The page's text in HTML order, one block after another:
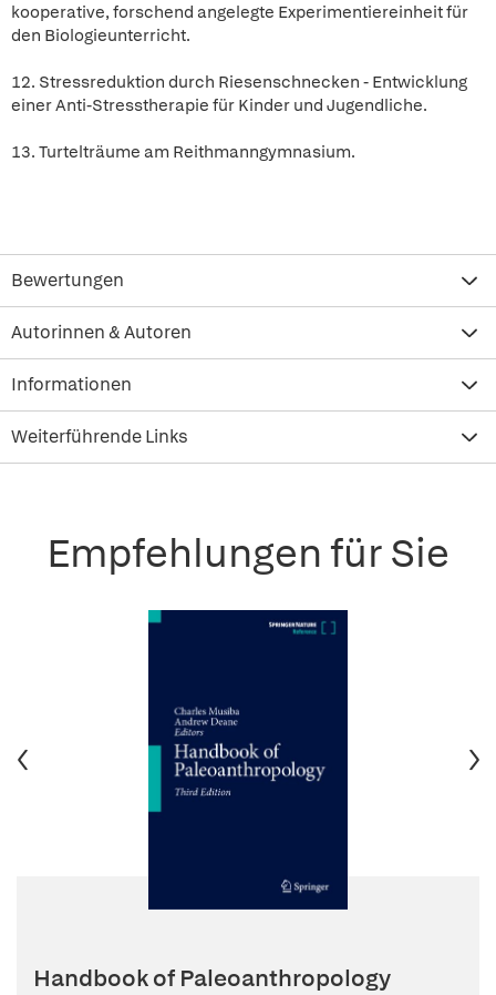
kooperative, forschend angelegte Experimentiereinheit für
den Biologieunterricht.
12. Stressreduktion durch Riesenschnecken - Entwicklung
einer Anti-Stresstherapie für Kinder und Jugendliche.
13. Turtelträume am Reithmanngymnasium.
Bewertungen
Autorinnen & Autoren
Informationen
Weiterführende Links
Empfehlungen für Sie
Handbook of Paleoanthropology